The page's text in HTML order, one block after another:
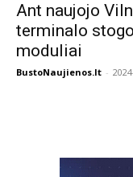
Ant naujojo
terminalo
moduliai
BustoNaujienos.lt -